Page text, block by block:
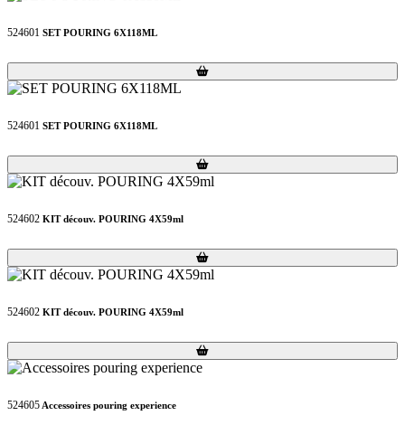
524601 SET POURING 6X118ML
Loading...
Loading...
524601 SET POURING 6X118ML
Loading...
Loading...
524602 KIT découv. POURING 4X59ml
Loading...
Loading...
524602 KIT découv. POURING 4X59ml
Loading...
Loading...
524605 Accessoires pouring experience